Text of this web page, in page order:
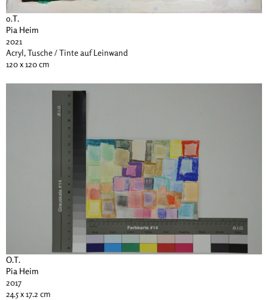
o.T.
Pia Heim
2021
Acryl, Tusche / Tinte auf Leinwand
120 x 120 cm
O.T.
Pia Heim
2017
24.5 x 17.2 cm